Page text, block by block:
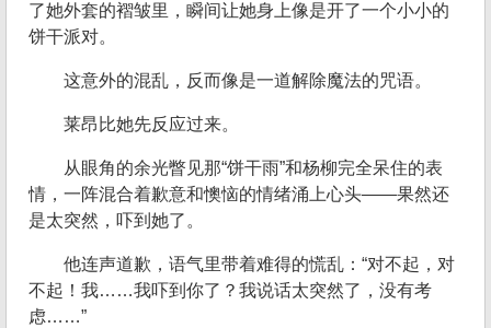
了她外套的褶皱里，瞬间让她身上像是开了一个小小的
饼干派对。
这意外的混乱，反而像是一道解除魔法的咒语。
莱昂比她先反应过来。
从眼角的余光瞥见那“饼干雨”和杨柳完全呆住的表
情，一阵混合着歉意和懊恼的情绪涌上心头——果然还
是太突然，吓到她了。
他连声道歉，语气里带着难得的慌乱：“对不起，对
不起！我……我吓到你了？我说话太突然了，没有考
虑……”